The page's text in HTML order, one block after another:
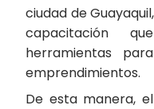
ciudad de
capacitación
herramientas
emprendimientos.
De esta manera,